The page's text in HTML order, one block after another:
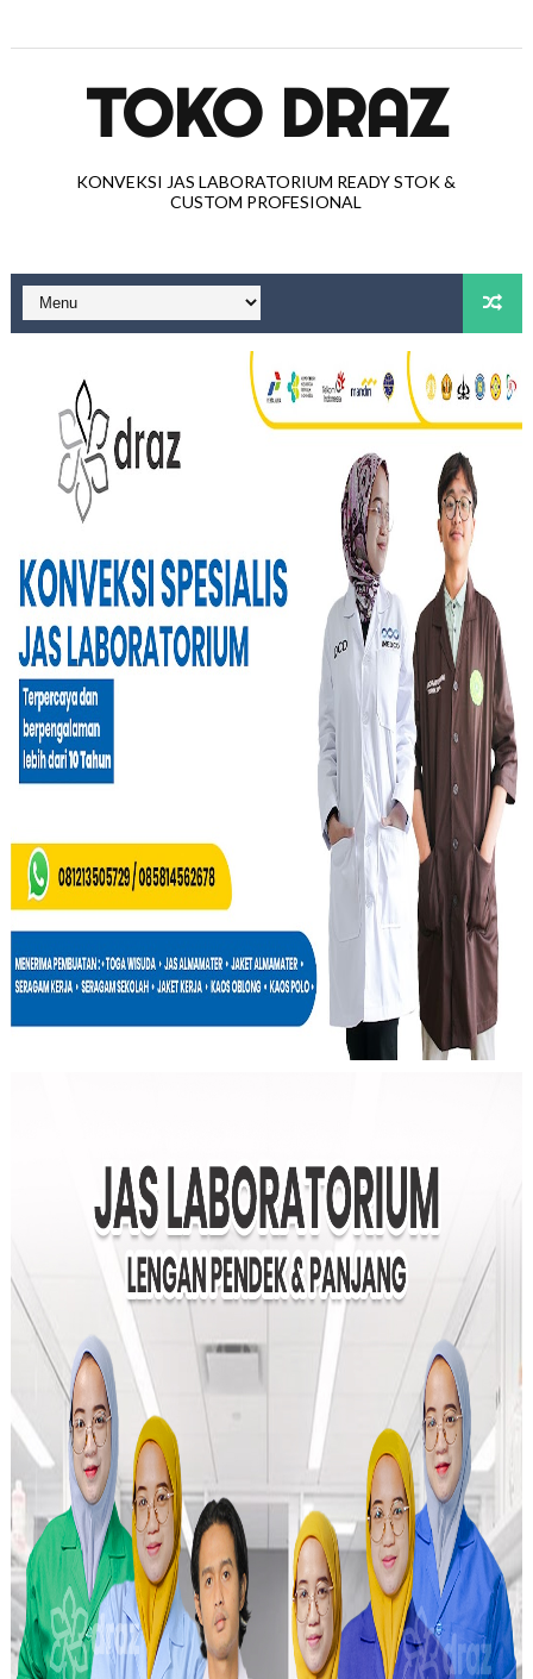
TOKO DRAZ
KONVEKSI JAS LABORATORIUM READY STOK &
CUSTOM PROFESIONAL